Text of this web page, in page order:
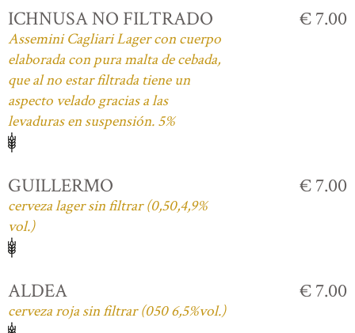
ICHNUSA NO FILTRADO
Assemini Cagliari Lager con cuerpo
elaborada con pura malta de cebada,
que al no estar filtrada tiene un
aspecto velado gracias a las
levaduras en suspensión. 5%
€ 7.00
GUILLERMO
cerveza lager sin filtrar (0,50,4,9%
vol.)
€ 7.00
ALDEA
cerveza roja sin filtrar (050 6,5%vol.)
€ 7.00